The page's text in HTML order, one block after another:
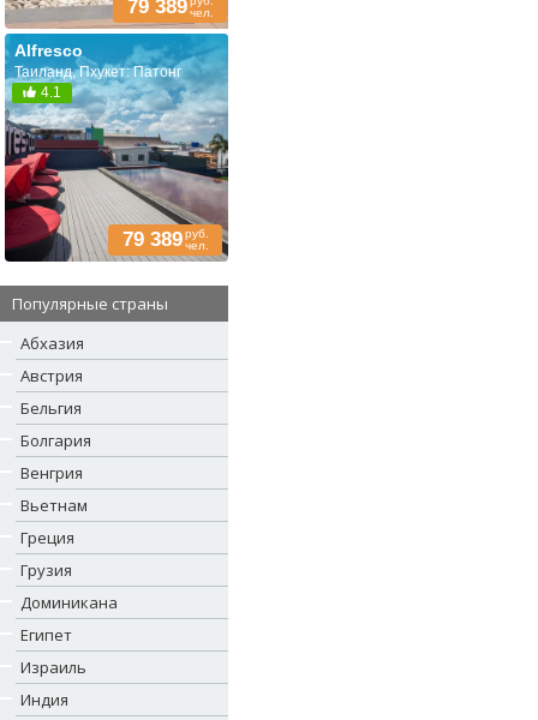
79 389чел.
Alfresco
Таиланд, Пхукет: Патонг
4.1
79 389руб.
чел.
Популярные страны
Абхазия
Австрия
Бельгия
Болгария
Венгрия
Вьетнам
Греция
Грузия
Доминикана
Египет
Израиль
Индия